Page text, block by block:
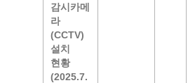
감시카메
라
(CCTV)
설치
현황
(2025.7.